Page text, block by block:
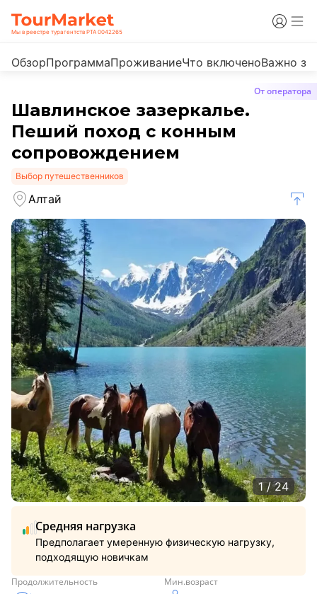
Мы в реестре турагентств РТА 0042265
ОбзорПрограммаПроживаниеЧто включеноВажно
От оператора
Шавлинское зазеркалье.
Пеший поход с конным
сопровождением
Выбор путешественников
Алтай
1 / 24
Продолжительность Мин.возраст
Средняя нагрузка
Предполагает умеренную физическую нагрузку,
подходящую новичкам